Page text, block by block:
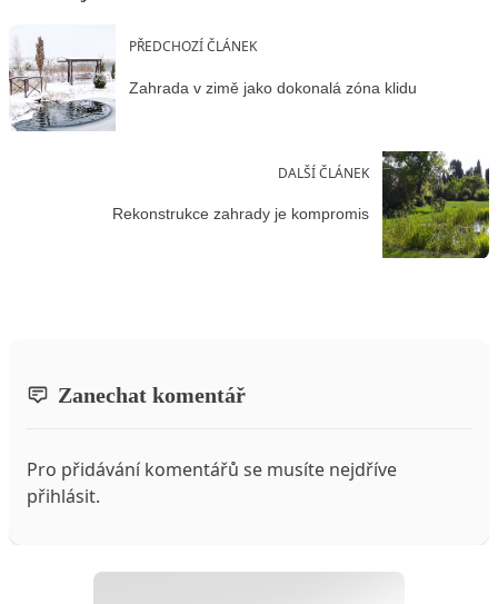
PŘEDCHOZÍ ČLÁNEK
Zahrada v zimě jako dokonalá zóna klidu
DALŠÍ ČLÁNEK
Rekonstrukce zahrady je kompromis
Zanechat komentář
Pro přidávání komentářů se musíte nejdříve
přihlásit.